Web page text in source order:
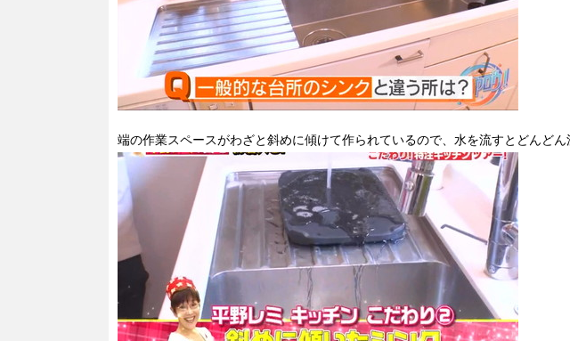
端の作業スペースがわざと斜めに傾けて作られているので、水を流すとどんどん